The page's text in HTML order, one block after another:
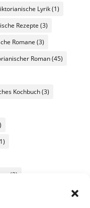
Lyrik(1)
Rezepte (3)
Romane (3)
Roman(45)
Kochbuch(3)
(2)